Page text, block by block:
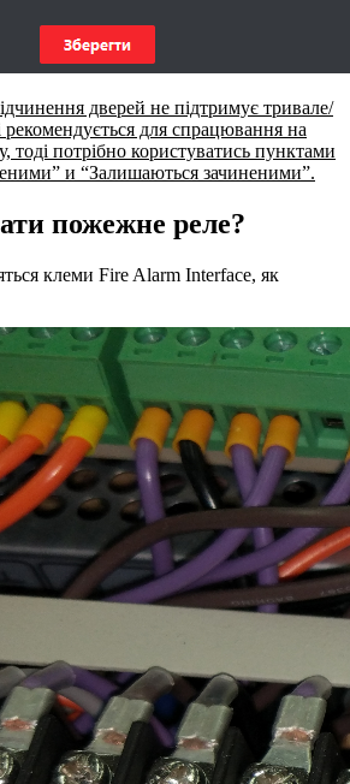
дверей не підтримує тривале/
рекомендується для спрацювання на
тоді потрібно користуватись пунктами
и “Залишаються зачиненими”.
пожежне реле?
клеми Fire Alarm Interface, як